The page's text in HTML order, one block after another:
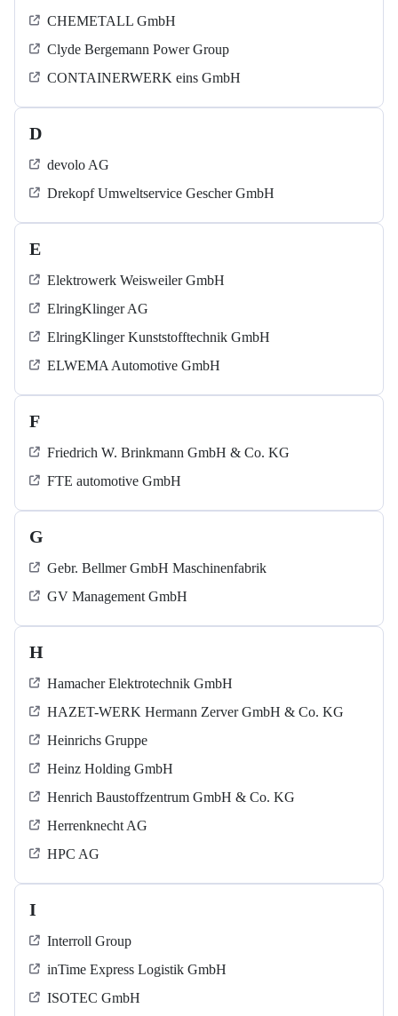
CHEMETALL GmbH
Clyde Bergemann Power Group
CONTAINERWERK eins GmbH
D
devolo AG
Drekopf Umweltservice Gescher GmbH
E
Elektrowerk Weisweiler GmbH
ElringKlinger AG
ElringKlinger Kunststofftechnik GmbH
ELWEMA Automotive GmbH
F
Friedrich W. Brinkmann GmbH & Co. KG
FTE automotive GmbH
G
Gebr. Bellmer GmbH Maschinenfabrik
GV Management GmbH
H
Hamacher Elektrotechnik GmbH
HAZET-WERK Hermann Zerver GmbH & Co. KG
Heinrichs Gruppe
Heinz Holding GmbH
Henrich Baustoffzentrum GmbH & Co. KG
Herrenknecht AG
HPC AG
I
Interroll Group
inTime Express Logistik GmbH
ISOTEC GmbH